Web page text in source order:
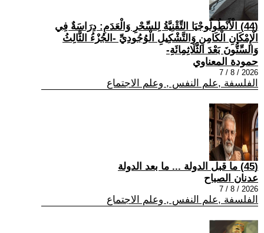
(44) الْأَنْطُولُوجْيَا التِّقْنِيَّةُ لِلسِّحْرِ وَالْعَدَمِ: دِرَاسَةٌ فِي
الْإِمْكَانِ الْكَامِنِ وَالتَّشْكِيلِ الْوُجُودِيِّ -الجُزْءُ الثَّالِثُ
وَالسِّتُّونَ بَعْدَ الثَّلَاثِمِائَةِ-
حمودة المعناوي
2026 / 8 / 7
الفلسفة ,علم النفس , وعلم الاجتماع
(45) ما قبل الدولة ... ما بعد الدولة
عدنان الصباح
2026 / 8 / 7
الفلسفة ,علم النفس , وعلم الاجتماع